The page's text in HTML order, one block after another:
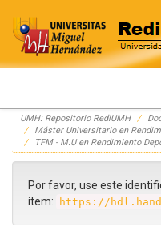
Skip
navigation
UMH: Repositorio RediUMH
Máster Universitario en
TFM - M.U en Rendimiento
Por favor, use este
ítem:
https://